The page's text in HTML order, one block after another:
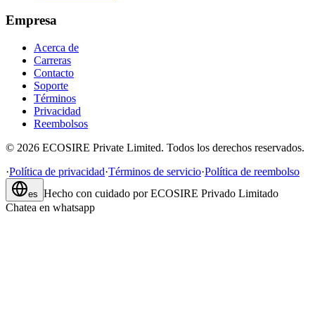
Empresa
Acerca de
Carreras
Contacto
Soporte
Términos
Privacidad
Reembolsos
© 2026 ECOSIRE Private Limited. Todos los derechos reservados.
·Política de privacidad·Términos de servicio·Política de reembolso
es Hecho con cuidado por ECOSIRE Privado Limitado
Chatea en whatsapp